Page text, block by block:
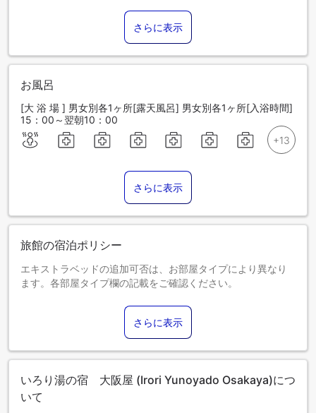
さらに表示
お風呂
[大 浴 場 ] 男女別各1ヶ所[露天風呂] 男女別各1ヶ所[入浴時間]
15：00～翌朝10：00
さらに表示
旅館の宿泊ポリシー
エキストラベッドの追加可否は、お部屋タイプにより異なり
ます。各部屋タイプ欄の記載をご確認ください。
さらに表示
いろり湯の宿 大阪屋 (Irori Yunoyado Osakaya)につ
いて